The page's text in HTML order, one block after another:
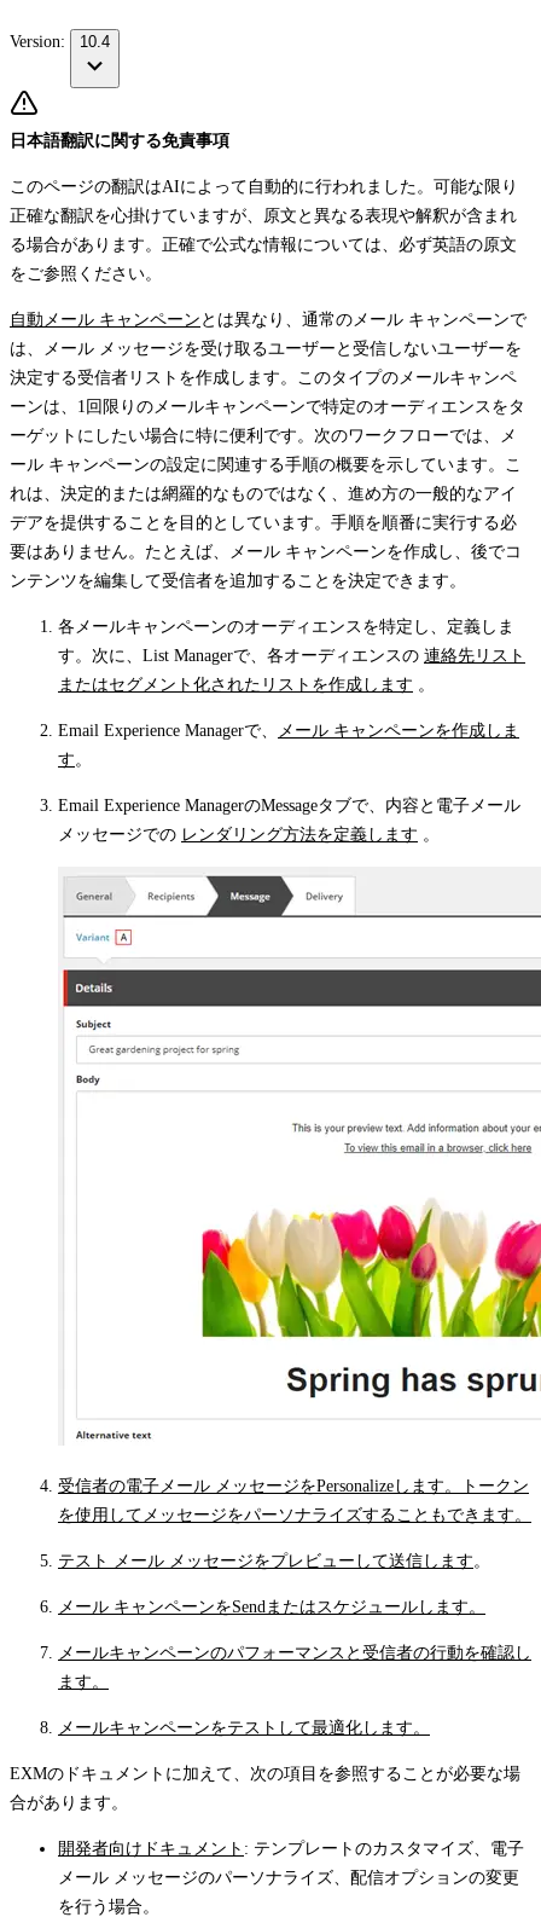
Version: 10.4
日本語翻訳に関する免責事項
このページの翻訳はAIによって自動的に行われました。可能な限り
正確な翻訳を心掛けていますが、原文と異なる表現や解釈が含まれ
る場合があります。正確で公式な情報については、必ず英語の原文
をご参照ください。
自動メール キャンペーン とは異なり、通常のメール キャンペーンで
は、メール メッセージを受け取るユーザーと受信しないユーザーを
決定する受信者リストを作成します。このタイプのメールキャンペ
ーンは、1回限りのメールキャンペーンで特定のオーディエンスをタ
ーゲットにしたい場合に特に便利です。次のワークフローでは、メ
ール キャンペーンの設定に関連する手順の概要を示しています。こ
れは、決定的または網羅的なものではなく、進め方の一般的なアイ
デアを提供することを目的としています。手順を順番に実行する必
要はありません。たとえば、メール キャンペーンを作成し、後でコ
ンテンツを編集して受信者を追加することを決定できます。
各メールキャンペーンのオーディエンスを特定し、定義しま
す。次に、List Managerで、各オーディエンスの 連絡先リスト
またはセグメント化されたリストを作成します 。
Email Experience Managerで、
メール キャンペーンを作成しま
す 。
Email Experience ManagerのMessageタブで、内容と電子メール
メッセージでの レンダリング方法を定義します 。
受信者の電子メール メッセージをPersonalizeします。
トークン
を使用してメッセージをパーソナライズすることもできます。
テスト メール メッセージをプレビューして送信します 。
メール キャンペーンをSendまたはスケジュールします。
メールキャンペーンのパフォーマンスと受信者の行動を確認し
ます。
メールキャンペーンをテストして最適化します。
EXMのドキュメントに加えて、次の項目を参照することが必要な場
合があります。
開発者向けドキュメント : テンプレートのカスタマイズ、電子
メール メッセージのパーソナライズ、配信オプションの変更
を行う場合。